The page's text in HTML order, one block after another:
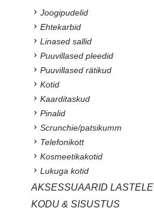
Joogipudelid
Ehtekarbid
Linased sallid
Puuvillased pleedid
Puuvillased rätikud
Kotid
Kaarditaskud
Pinalid
Scrunchie/patsikumm
Telefonikott
Kosmeetikakotid
Lukuga kotid
AKSESSUAARID LASTELE
KODU & SISUSTUS